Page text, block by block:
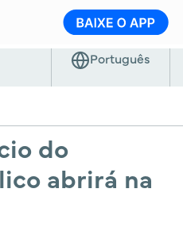
do
abrirá na